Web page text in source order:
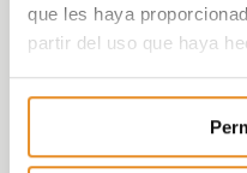
que les haya
partir del uso que haya
Por ello, todos los
deben abogar por
ambiental negativo
promover una
garantizar el